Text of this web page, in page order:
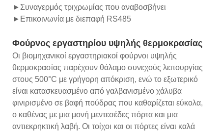
►Συναγερμός τριχρωμίας που αναβοσβήνει
►Επικοινωνία με διεπαφή RS485
Φούρνος εργαστηρίου υψηλής θερμοκρασίας
Οι βιομηχανικοί εργαστηριακοί φούρνοι υψηλής
θερμοκρασίας παρέχουν θάλαμο συνεχούς λειτουργίας
στους 500°C με γρήγορη απόκριση, ενώ το εξωτερικό
είναι κατασκευασμένο από γαλβανισμένο χάλυβα
φινιρισμένο σε βαφή πούδρας που καθαρίζεται εύκολα,
ο καθένας με μια μονή μεντεσέδες πόρτα και μια
αντιεκρηκτική λαβή. Οι τοίχοι και οι πόρτες είναι καλά